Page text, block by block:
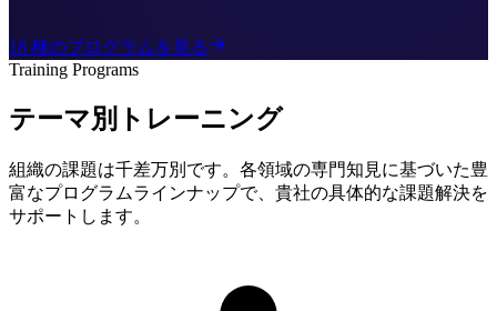
18 種のプログラムを見る
Training Programs
テーマ別トレーニング
組織の課題は千差万別です。各領域の専門知見に基づいた豊
富なプログラムラインナップで、貴社の具体的な課題解決を
サポートします。